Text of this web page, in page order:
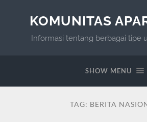
KOMUNITAS
Informasi tentang berbagai tipe
SHOW MENU
TAG: BERITA